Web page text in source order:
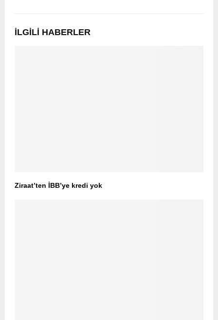
İLGILI HABERLER
Ziraat’ten İBB’ye kredi yok